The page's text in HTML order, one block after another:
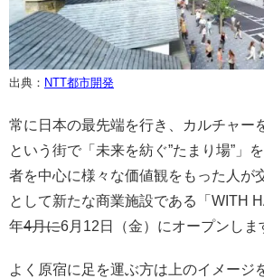
出典： NTT都市開発
常に日本の最先端を行き、カルチャー
という街で「未来を紡ぐ”たまり場”」
者を中心に様々な価値観をもった人が
として新たな商業施設である「WITH
年4月に6月12日（金）にオープンしま
よく原宿に足を運ぶ方は上のイメージ